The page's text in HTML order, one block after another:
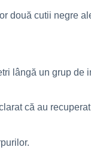
două cutii negre
lângă un grup de
că au